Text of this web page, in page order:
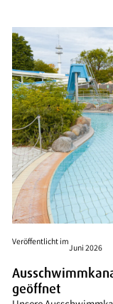
Veröffentlicht im
Juni 2026
geöffnet